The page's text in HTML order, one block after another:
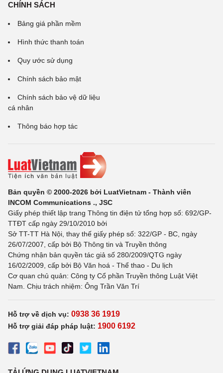
CHÍNH SÁCH
Bảng giá phần mềm
Hình thức thanh toán
Quy ước sử dụng
Chính sách bảo mật
Chính sách bảo vệ dữ liệu
cá nhân
Thông báo hợp tác
Bản quyền © 2000-2026 bởi LuatVietnam - Thành viên
INCOM Communications ., JSC
Giấy phép thiết lập trang Thông tin điện tử tổng hợp số: 692/GP-
TTĐT cấp ngày 29/10/2010 bởi
Sở TT-TT Hà Nội, thay thế giấy phép số: 322/GP - BC, ngày
26/07/2007, cấp bởi Bộ Thông tin và Truyền thông
Chứng nhận bản quyền tác giả số 280/2009/QTG ngày
16/02/2009, cấp bởi Bộ Văn hoá - Thể thao - Du lịch
Cơ quan chủ quản: Công ty Cổ phần Truyền thông Luật Việt
Nam. Chịu trách nhiệm: Ông Trần Văn Trí
Hỗ trợ về dịch vụ: 0938 36 1919
Hỗ trợ giải đáp pháp luật: 1900 6192